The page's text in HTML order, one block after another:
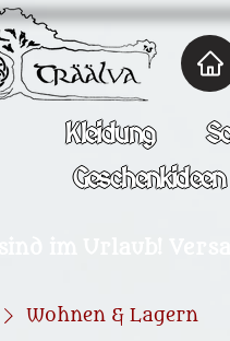
Kleidung
Geschenkideen
Wohnen & Lagern